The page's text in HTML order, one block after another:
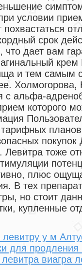
условии
срок
что дает вам
крем
и тем самым
Холмогорова,
с альфа-
которого
тарифных
покупок
тоже
плюс
В тех
но стоит
купленные
левитру у м
для продления
виагра